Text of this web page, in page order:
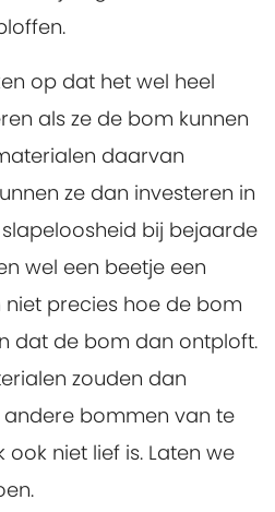
op dat het wel heel
als ze de bom kunnen
daarvan
ze dan investeren in
bij bejaarde
wel een beetje een
niet precies hoe de bom
dat de bom dan ontploft.
zouden dan
bommen van te
niet lief is. Laten we